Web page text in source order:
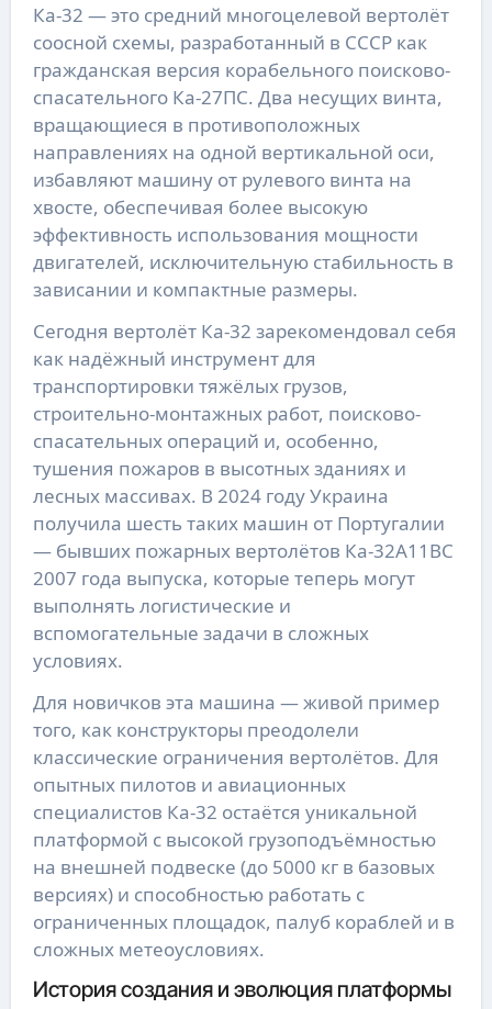
Ка-32 — это средний многоцелевой вертолёт
соосной схемы, разработанный в СССР как
гражданская версия корабельного поисково-
спасательного Ка-27ПС. Два несущих винта,
вращающиеся в противоположных
направлениях на одной вертикальной оси,
избавляют машину от рулевого винта на
хвосте, обеспечивая более высокую
эффективность использования мощности
двигателей, исключительную стабильность в
зависании и компактные размеры.
Сегодня вертолёт Ка-32 зарекомендовал себя
как надёжный инструмент для
транспортировки тяжёлых грузов,
строительно-монтажных работ, поисково-
спасательных операций и, особенно,
тушения пожаров в высотных зданиях и
лесных массивах. В 2024 году Украина
получила шесть таких машин от Португалии
— бывших пожарных вертолётов Ка-32А11ВС
2007 года выпуска, которые теперь могут
выполнять логистические и
вспомогательные задачи в сложных
условиях.
Для новичков эта машина — живой пример
того, как конструкторы преодолели
классические ограничения вертолётов. Для
опытных пилотов и авиационных
специалистов Ка-32 остаётся уникальной
платформой с высокой грузоподъёмностью
на внешней подвеске (до 5000 кг в базовых
версиях) и способностью работать с
ограниченных площадок, палуб кораблей и в
сложных метеоусловиях.
История создания и эволюция платформы